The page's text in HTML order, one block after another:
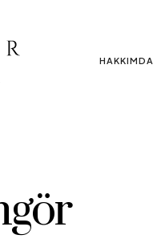
HAKKIMDA